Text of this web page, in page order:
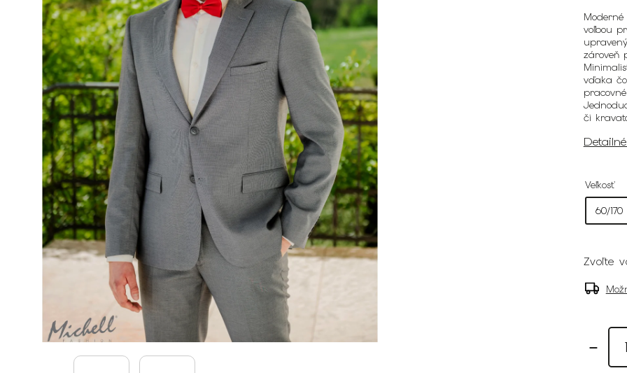
voľbou
zároveň
vďaka
či
Veľkosť
Zvoľte